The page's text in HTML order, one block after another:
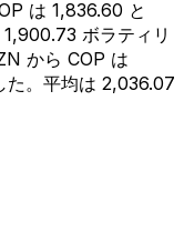
は 1,836.60 と
ボラティリ
から COP は
た。平均は 2,036.07